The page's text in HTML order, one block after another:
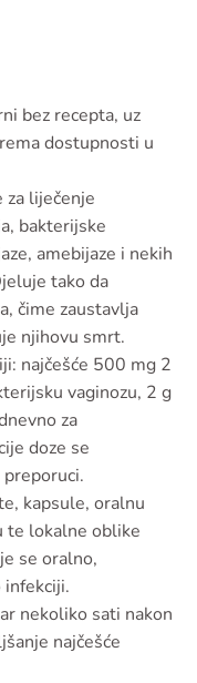
bez recepta, uz
dostupnosti u
liječenje
bakterijske
amebijaze i nekih
tako da
čime zaustavlja
njihovu smrt.
najčešće 500 mg 2
vaginozu, 2 g
za
doze se
kapsule, oralnu
te lokalne oblike
se oralno,
nekoliko sati nakon
najčešće